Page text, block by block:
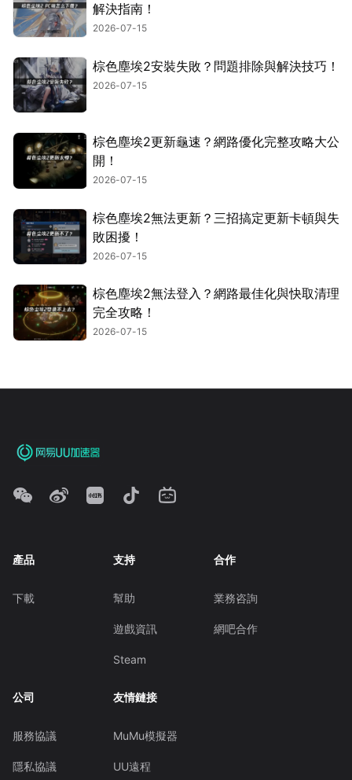
解決指南！
2026-07-15
棕色塵埃2安裝失敗？問題排除與解決技巧！
2026-07-15
棕色塵埃2更新龜速？網路優化完整攻略大公
開！
2026-07-15
棕色塵埃2無法更新？三招搞定更新卡頓與失
敗困擾！
2026-07-15
棕色塵埃2無法登入？網路最佳化與快取清理
完全攻略！
2026-07-15
產品
下載
支持
幫助
遊戲資訊
Steam
合作
業務咨詢
網吧合作
公司
服務協議
隱私協議
友情鏈接
MuMu模擬器
UU遠程